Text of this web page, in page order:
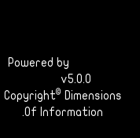
Powered by
v5.0.0
Copyright©
Dimensions
Of Information.